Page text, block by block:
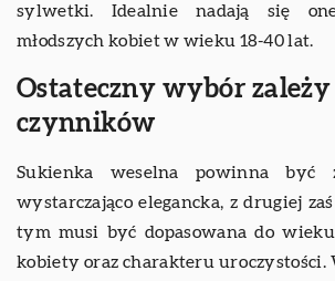
sylwetki. Idealnie nadają się
młodszych kobiet w wieku 18-40 lat.
Ostateczny wybór
czynników
Sukienka weselna powinna być
wystarczająco elegancka, z drugiej
tym musi być dopasowana do
kobiety oraz charakteru uroczystości.